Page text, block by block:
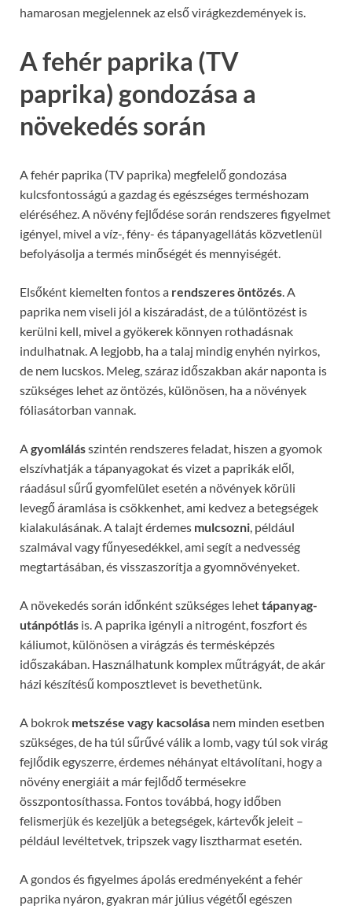
hamarosan megjelennek az első virágkezdemények is.
A fehér paprika (TV
paprika) gondozása a
növekedés során
A fehér paprika (TV paprika) megfelelő gondozása
kulcsfontosságú a gazdag és egészséges terméshozam
eléréséhez. A növény fejlődése során rendszeres figyelmet
igényel, mivel a víz-, fény- és tápanyagellátás közvetlenül
befolyásolja a termés minőségét és mennyiségét.
Elsőként kiemelten fontos a rendszeres öntözés . A
paprika nem viseli jól a kiszáradást, de a túlöntözést is
kerülni kell, mivel a gyökerek könnyen rothadásnak
indulhatnak. A legjobb, ha a talaj mindig enyhén nyirkos,
de nem lucskos. Meleg, száraz időszakban akár naponta is
szükséges lehet az öntözés, különösen, ha a növények
fóliasátorban vannak.
A gyomlálásszintén rendszeres feladat, hiszen a gyomok
elszívhatják a tápanyagokat és vizet a paprikák elől,
ráadásul sűrű gyomfelület esetén a növények körüli
levegő áramlása is csökkenhet, ami kedvez a betegségek
kialakulásának. A talajt érdemes mulcsozni , például
szalmával vagy fűnyesedékkel, ami segít a nedvesség
megtartásában, és visszaszorítja a gyomnövényeket.
A növekedés során időnként szükséges lehettápanyag-
utánpótlás is. A paprika igényli a nitrogént, foszfort és
káliumot, különösen a virágzás és termésképzés
időszakában. Használhatunk komplex műtrágyát, de akár
házi készítésű komposztlevet is bevethetünk.
A bokrok metszése vagy kacsolása nem minden esetben
szükséges, de ha túl sűrűvé válik a lomb, vagy túl sok virág
fejlődik egyszerre, érdemes néhányat eltávolítani, hogy a
növény energiáit a már fejlődő termésekre
összpontosíthassa. Fontos továbbá, hogy időben
felismerjük és kezeljük a betegségek, kártevők jeleit –
például levéltetvek, tripszek vagy lisztharmat esetén.
A gondos és figyelmes ápolás eredményeként a fehér
paprika nyáron, gyakran már július végétől egészen